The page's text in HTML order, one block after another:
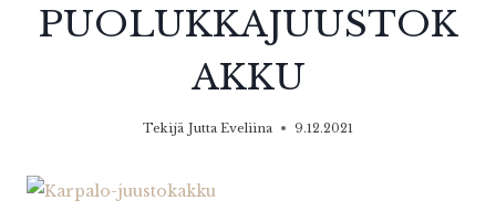
PUOLUKKAJUUSTOK
AKKU
Tekijä Jutta Eveliina 9.12.2021